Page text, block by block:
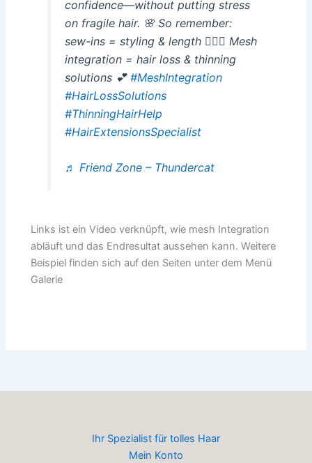
confidence—without putting stress
on fragile hair. 🌸 So remember:
sew-ins = styling & length 💇🏽‍♀️ Mesh
integration = hair loss & thinning
solutions 💕#MeshIntegration
#HairLossSolutions
#ThinningHairHelp
#HairExtensionsSpecialist
♬ Friend Zone – Thundercat
Links ist ein Video verknüpft, wie mesh Integration
abläuft und das Endresultat aussehen kann. Weitere
Beispiel finden sich auf den Seiten unter dem Menü
Galerie
Ihr Spezialist für tolles Haar
Mein Konto